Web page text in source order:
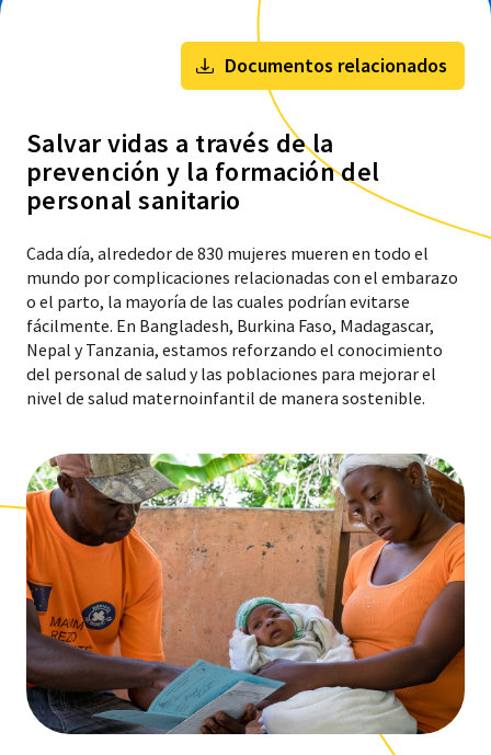
Documentos relacionados
Salvar vidas a través de la
prevención y la formación del
personal sanitario
Cada día, alrededor de 830 mujeres mueren en todo el
mundo por complicaciones relacionadas con el embarazo
o el parto, la mayoría de las cuales podrían evitarse
fácilmente. En Bangladesh, Burkina Faso, Madagascar,
Nepal y Tanzania, estamos reforzando el conocimiento
del personal de salud y las poblaciones para mejorar el
nivel de salud maternoinfantil de manera sostenible.